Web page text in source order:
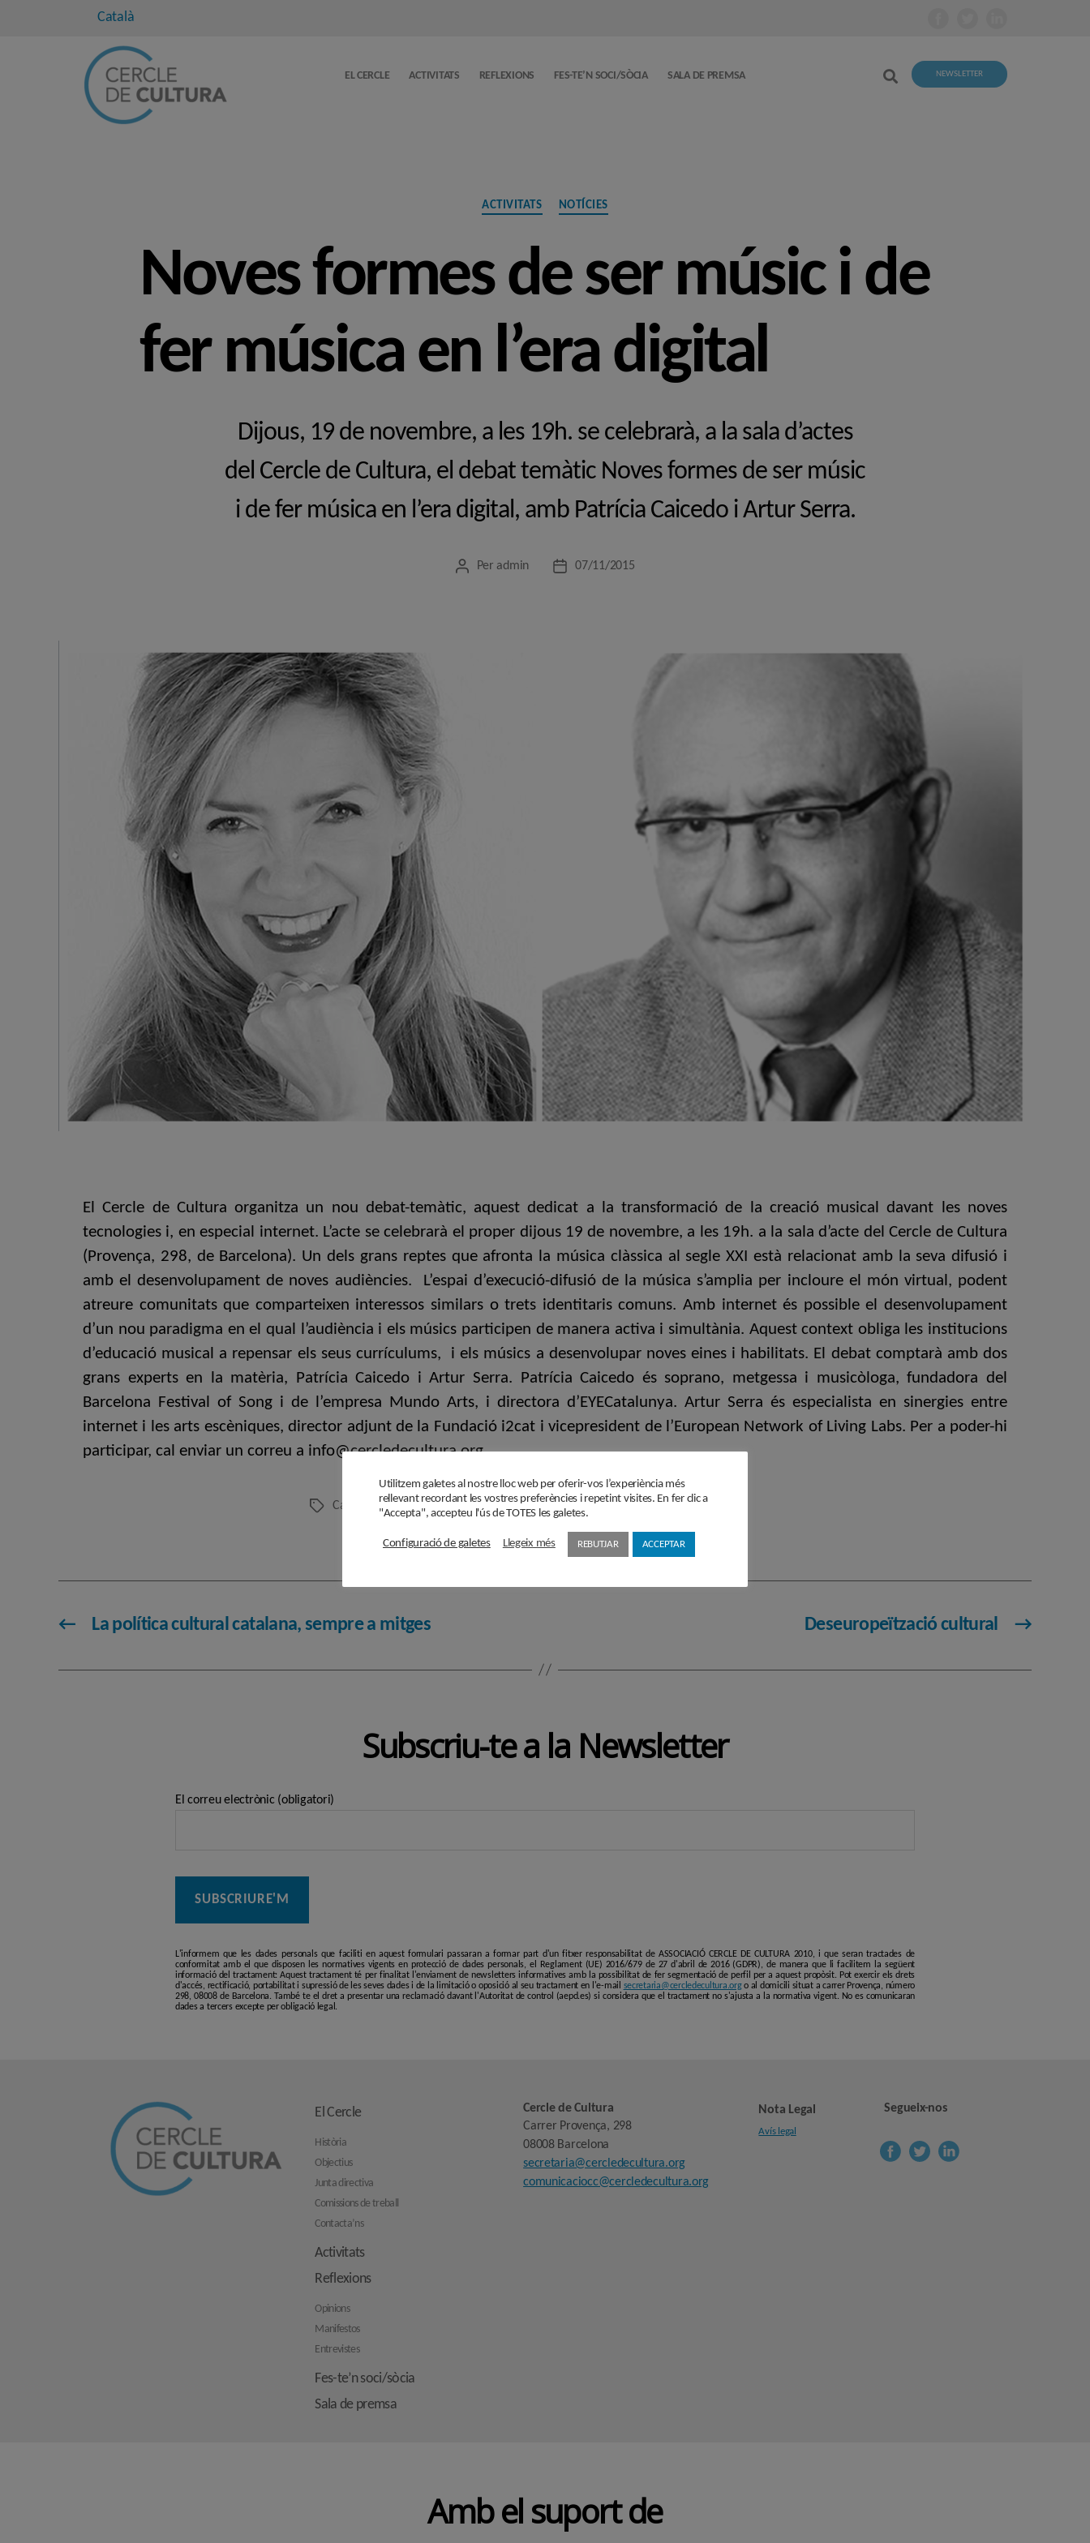
Català
EL CERCLE ACTIVITATS REFLEXIONS FES-TE’N SOCI/SÒCIA SALA DE PREMSA NEWSLETTER
Categories
ACTIVITATS NOTÍCIES
Noves formes de ser músic i de
fer música en l’era digital
Dijous, 19 de novembre, a les 19h. se celebrarà, a la sala d’actes
del Cercle de Cultura, el debat temàtic Noves formes de ser músic
i de fer música en l’era digital, amb Patrícia Caicedo i Artur Serra.
Autor
Per admin
Data07/11/2015
El Cercle de Cultura organitza un nou debat-temàtic, aquest dedicat a la transformació de la creació musical davant les noves
tecnologies i, en especial internet. L’acte se celebrarà el proper dijous 19 de novembre, a les 19h. a la sala d’acte del Cercle de Cultura
(Provença, 298, de Barcelona). Un dels grans reptes que afronta la música clàssica al segle XXI està relacionat amb la seva difusió i
amb el desenvolupament de noves audiències. L’espai d’execució-difusió de la música s’amplia per incloure el món virtual, podent
atreure comunitats que comparteixen interessos similars o trets identitaris comuns. Amb internet és possible el desenvolupament
d’un nou paradigma en el qual l’audiència i els músics participen de manera activa i simultània. Aquest context obliga les institucions
d’educació musical a repensar els seus currículums, i els músics a desenvolupar noves eines i habilitats. El debat comptarà amb dos
grans experts en la matèria, Patrícia Caicedo i Artur Serra. Patrícia Caicedo és soprano, metgessa i musicòloga, fundadora del
Barcelona Festival of Song i de l’empresa Mundo Arts, i directora d’EYECatalunya. Artur Serra és especialista en sinergies entre
internet i les arts escèniques, director adjunt de la Fundació i2cat i vicepresident de l’European Network of Living Labs. Per a poder-hi
participar, cal enviar un correu a info@cercledecultura.org.
EtiquetesCaicedo debat,EYECatalunya,i2Cat,Internet,Música,Serra
← La política cultural catalana, sempre a mitges →
Deseuropeïtzació cultural
Subscriu-te a la Newsletter
El correu electrònic (obligatori)
L'informem que les dades personals que faciliti en aquest formulari passaran a formar part d'un fitxer responsabilitat de ASSOCIACIÓ CERCLE DE CULTURA 2010, i que seran tractades de
conformitat amb el que disposen les normatives vigents en protecció de dades personals, el Reglament (UE) 2016/679 de 27 d'abril de 2016 (GDPR), de manera que li facilitem la següent
informació del tractament: Aquest tractament té per finalitat l'enviament de newsletters informatives amb la possibilitat de fer segmentació de perfil per a aquest propòsit. Pot exercir els drets
d'accés, rectificació, portabilitat i supressió de les seves dades i de la limitació o oposició al seu tractament en l'e-mail secretaria@cercledecultura.orgo al domicili situat a carrer Provença, número
298, 08008 de Barcelona. També te el dret a presentar una reclamació davant l'Autoritat de control (aepd.es) si considera que el tractament no s'ajusta a la normativa vigent. No es comunicaran
dades a tercers excepte per obligació legal.
El Cercle
Història
Objectius
Junta directiva
Comissions de treball
Contacta’ns
Activitats
Reflexions
Opinions
Manifestos
Entrevistes
Fes-te’n soci/sòcia
Sala de premsa
Cercle de Cultura
Carrer Provença, 298
08008 Barcelona
secretaria@cercledecultura.org
comunicaciocc@cercledecultura.org
Nota Legal
Avís legal
Segueix-nos
Amb el suport de
Utilitzem galetes al nostre lloc web per oferir-vos l’experiència més
rellevant recordant les vostres preferències i repetint visites. En fer clic a
"Accepta", accepteu l'ús de TOTES les galetes.
Configuració de galetes Llegeix més REBUTJAR ACCEPTAR